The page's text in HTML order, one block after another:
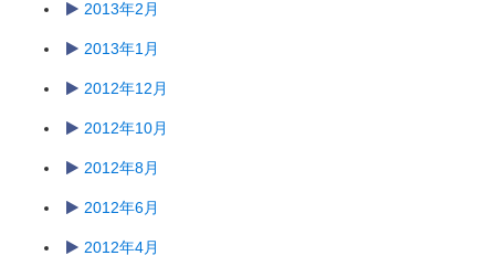
2013年2月
2013年1月
2012年12月
2012年10月
2012年8月
2012年6月
2012年4月